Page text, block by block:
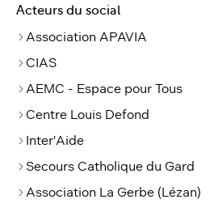
Acteurs du social
Association APAVIA
CIAS
AEMC - Espace pour Tous
Centre Louis Defond
Inter'Aide
Secours Catholique du Gard
Association La Gerbe (Lézan)